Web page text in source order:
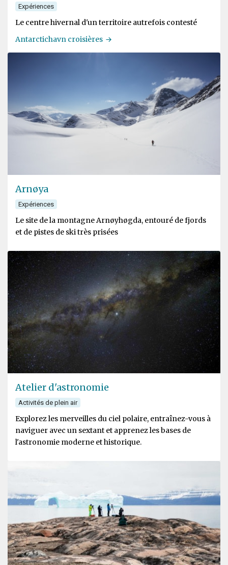
Expériences
Le centre hivernal d'un territoire autrefois contesté
Antarctichavn croisières
Arnøya
Expériences
Le site de la montagne Arnøyhøgda, entouré de fjords
et de pistes de ski très prisées
Atelier d'astronomie
Activités de plein air
Explorez les merveilles du ciel polaire, entraînez-vous à
naviguer avec un sextant et apprenez les bases de
l'astronomie moderne et historique.